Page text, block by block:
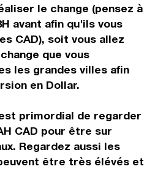
le change (pensez à
avant afin qu'ils vous
CAD), soit vous allez
que vous
les grandes villes afin
en Dollar.
primordial de regarder
CAD pour être sur
Regardez aussi les
être très élévés et